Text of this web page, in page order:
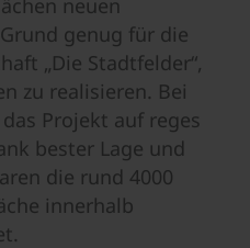
genug für die
„Die Stadtfelder“,
zu realisieren. Bei
Projekt auf reges
bester Lage und
die rund 4000
innerhalb